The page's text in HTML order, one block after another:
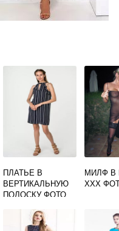
ПЛАТЬЕ В
ВЕРТИКАЛЬНУЮ
ПОЛОСКУ ФОТО
МИЛФ В
ХХХ